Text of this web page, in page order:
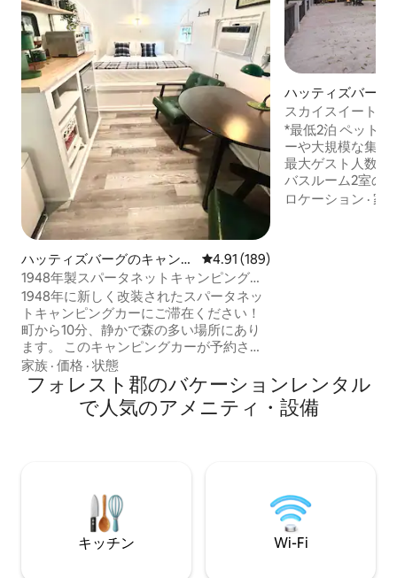
ハッティズバーグのキャンピ
ングカー・RV
レビュー189件、5つ星中4.91つ
4.91 (189)
1948年製スパータネットキャンピングカ
ー
1948年に新しく改装されたスパータネッ
トキャンピングカーにご滞在ください！
町から10分、静かで森の多い場所にあり
ます。 このキャンピングカーが予約され
ている場合は、同じ敷地内にある他のヴ
ィンテージキャンピングカーをご覧くだ
さい！ Instagramでフォローしてくださ
い！@hattiesburgvintagecampers デッ
キャンプシェルビーまで3分 ポールB.ジョ
ンソン州立公園まで10分
家族 · 価格 · 状態
ハッティズバーグ
屋
スカイスイート・
ホロウ
*最低2泊 ペットのご同伴お断り パーティ
ーや大規模な集会
最大ゲスト人数は5名です
バスルーム2室のレイク
泊人数は5名です
ロケーション ·家
フォレスト郡のバケーションレンタル
で人気のアメニティ・設備
キッチン Wi-Fi